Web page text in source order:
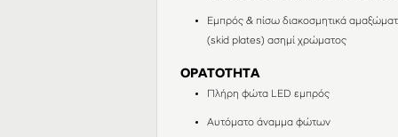
Εμπρός & πίσω διακοσμητικά
(skid plates) ασημί χρώματος
ΟΡΑΤΟΤΗΤΑ
Πλήρη φώτα LED εμπρός
Αυτόματο άναμμα φώτων